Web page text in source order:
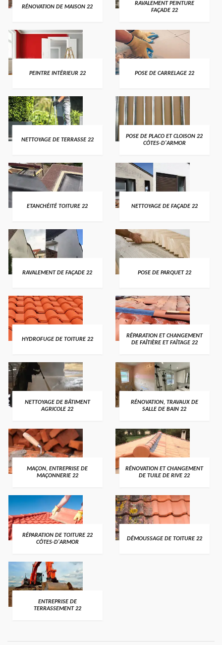
RÉNOVATION DE MAISON 22
RAVALEMENT PEINTURE
FAÇADE 22
PEINTRE INTÉRIEUR 22 POSE DE CARRELAGE 22
NETTOYAGE DE TERRASSE 22
POSE DE PLACO ET CLOISON 22
CÔTES-D'ARMOR
ETANCHÉITÉ TOITURE 22 NETTOYAGE DE FAÇADE 22
RAVALEMENT DE FAÇADE 22 POSE DE PARQUET 22
HYDROFUGE DE TOITURE 22
RÉPARATION ET CHANGEMENT
DE FAÎTIÈRE ET FAÎTAGE 22
NETTOYAGE DE BÂTIMENT
AGRICOLE 22
RÉNOVATION, TRAVAUX DE
SALLE DE BAIN 22
MAÇON, ENTREPRISE DE
MAÇONNERIE 22
RÉNOVATION ET CHANGEMENT
DE TUILE DE RIVE 22
RÉPARATION DE TOITURE 22
CÔTES-D'ARMOR
DÉMOUSSAGE DE TOITURE 22
ENTREPRISE DE
TERRASSEMENT 22